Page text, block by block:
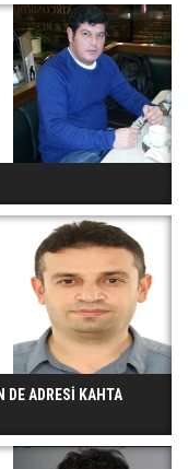
ADRESİ KAHTA